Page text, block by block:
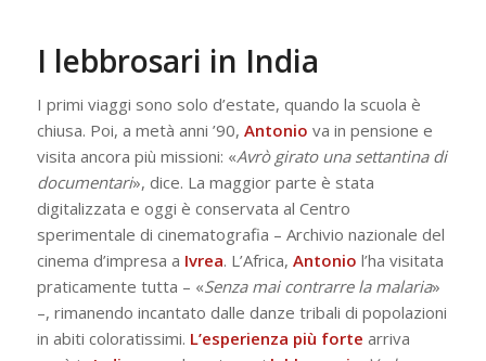
I lebbrosari in India
I primi viaggi sono solo d’estate, quando la scuola è
chiusa. Poi, a metà anni ’90, Antonio va in pensione e
visita ancora più missioni: «Avrò girato una settantina di
documentari», dice. La maggior parte è stata
digitalizzata e oggi è conservata al Centro
sperimentale di cinematografia – Archivio nazionale del
cinema d’impresa a Ivrea. L’Africa, Antonio l’ha visitata
praticamente tutta – «Senza mai contrarre la malaria»
–, rimanendo incantato dalle danze tribali di popolazioni
in abiti coloratissimi. L’esperienza più forte arriva